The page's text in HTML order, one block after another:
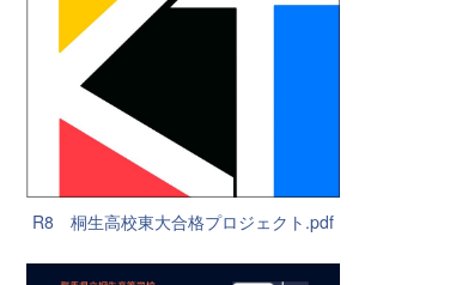
R8 桐生高校東大合格プロジェクト.pdf